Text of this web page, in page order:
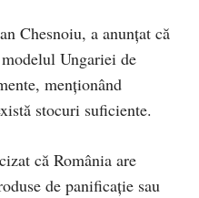
Chesnoiu, a anunțat că
Ungariei de
menționând
stocuri suficiente.
că România are
de panificație sau